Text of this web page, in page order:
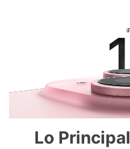
Lo Principal